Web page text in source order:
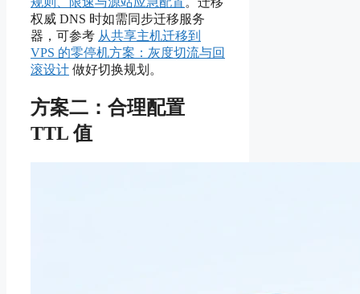
权威 DNS 时如需同步迁移服务
器，可参考 从共享主机迁移到
VPS 的零停机方案：灰度切流与回
滚设计 做好切换规划。
方案二：合理配置
TTL 值